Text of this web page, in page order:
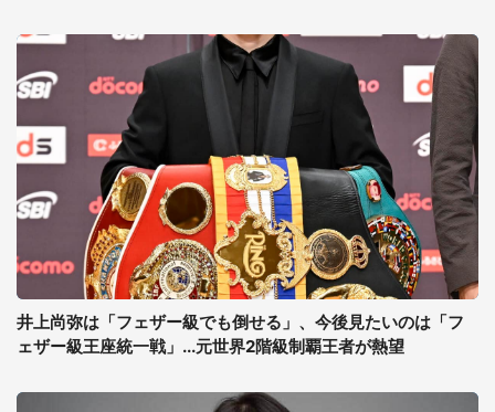
井上尚弥は「フェザー級でも倒せる」、今後見たいのは「フ
ェザー級王座統一戦」...元世界2階級制覇王者が熱望